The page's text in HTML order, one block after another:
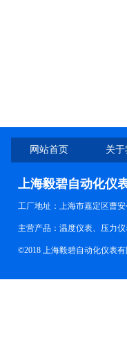
网站首页 关
上海毅碧自动化仪
工厂地址：上海市嘉定区曹安
主营产品：温度仪表、压力
©2018 上海毅碧自动化仪表